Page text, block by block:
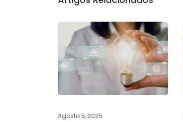
Agosto 5, 2025